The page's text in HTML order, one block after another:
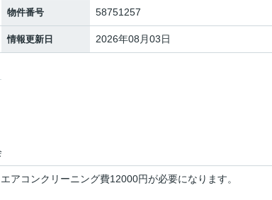
物件番号 58751257
情報更新日 2026年08月03日
アコンクリーニング費12000円が必要になります。